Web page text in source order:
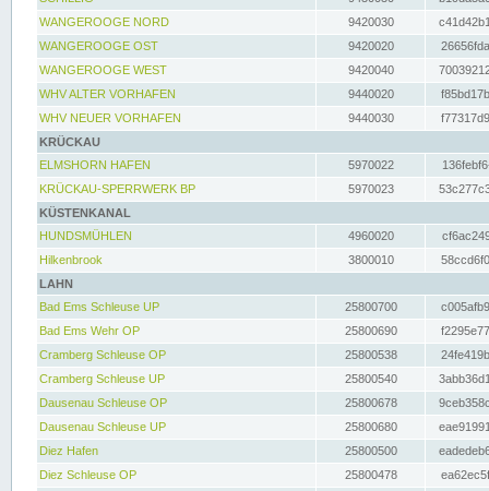
WANGEROOGE NORD
9420030
WANGEROOGE OST
9420020
WANGEROOGE WEST
9420040
WHV ALTER VORHAFEN
9440020
WHV NEUER VORHAFEN
9440030
KRÜCKAU
ELMSHORN HAFEN
5970022
KRÜCKAU-SPERRWERK BP
5970023
KÜSTENKANAL
HUNDSMÜHLEN
4960020
Hilkenbrook
3800010
LAHN
Bad Ems Schleuse UP
25800700
Bad Ems Wehr OP
25800690
Cramberg Schleuse OP
25800538
Cramberg Schleuse UP
25800540
Dausenau Schleuse OP
25800678
Dausenau Schleuse UP
25800680
Diez Hafen
25800500
Diez Schleuse OP
25800478